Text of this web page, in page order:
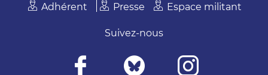
Adhérent Presse Espace militant
Suivez-nous